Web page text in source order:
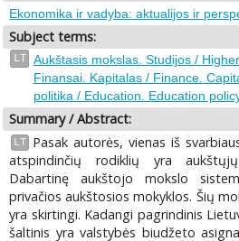
Ekonomika ir vadyba: aktualijos ir
Subject terms:
LT Aukštasis mokslas. Studijos /
Finansai. Kapitalas / Finance.
politika / Education. Education
Summary / Abstract:
LT
Pasak autorės, vienas iš
atspindinčių rodiklių yra
Dabartinę aukštojo mokslo
privačios aukštosios mokyklos. Šių
yra skirtingi. Kadangi pagrindinis
šaltinis yra valstybės biudžeto